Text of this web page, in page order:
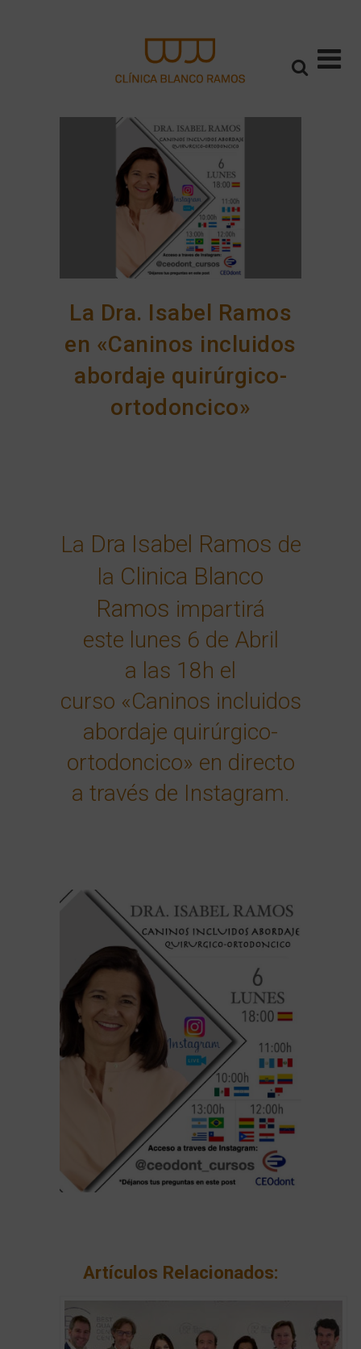
La Dra. Isabel Ramos
en «Caninos incluidos
abordaje quirúrgico-
ortodoncico»
La Dra Isabel Ramos de
la Clinica Blanco
Ramos impartirá
este lunes 6 de Abril
a las 18h el
curso «Caninos incluidos
abordaje quirúrgico-
ortodoncico» en directo
a través de Instagram.
Artículos Relacionados: